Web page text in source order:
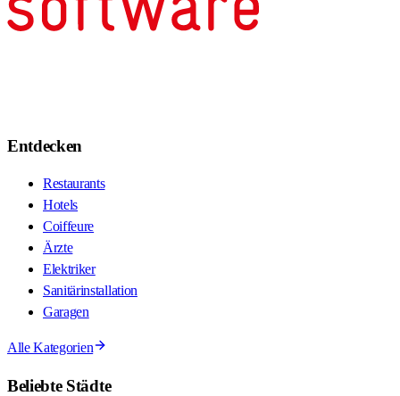
Entdecken
Restaurants
Hotels
Coiffeure
Ärzte
Elektriker
Sanitärinstallation
Garagen
Alle Kategorien
Beliebte Städte